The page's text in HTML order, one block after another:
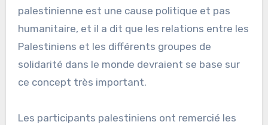
palestinienne est une cause politique et pas
humanitaire, et il a dit que les relations entre les
Palestiniens et les différents groupes de
solidarité dans le monde devraient se base sur
ce concept très important.
Les participants palestiniens ont remercié les